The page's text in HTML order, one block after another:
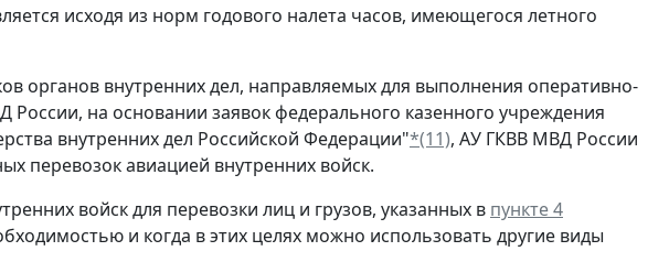
исходя из норм годового налета часов, имеющегося летного
органов внутренних дел, направляемых для выполнения оперативно-
России, на основании заявок федерального казенного учреждения
внутренних дел Российской Федерации"*(11), АУ ГКВВ МВД России
перевозок авиацией внутренних войск.
войск для перевозки лиц и грузов, указанных в пункте 4
и когда в этих целях можно использовать другие виды